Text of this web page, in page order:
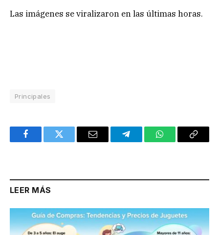
Las imágenes se viralizaron en las últimas horas.
Principales
FacebookTwitter Email TelegramWhatsAppCopy
LEER MÁS